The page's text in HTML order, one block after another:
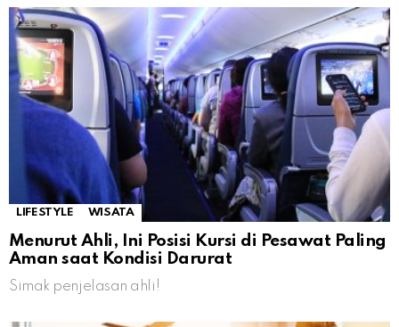
LIFESTYLE WISATA
Menurut Ahli, Ini Posisi Kursi di Pesawat Paling
Aman saat Kondisi Darurat
Simak penjelasan ahli!